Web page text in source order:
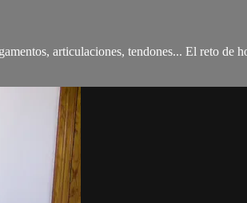
articulaciones, tendones... El reto de